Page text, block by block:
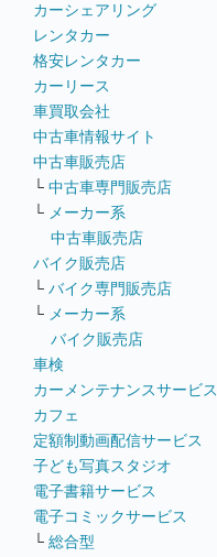
カーシェアリング
レンタカー
格安レンタカー
カーリース
車買取会社
中古車情報サイト
中古車販売店
└ 中古車専門販売店
└ メーカー系
中古車販売店
バイク販売店
└ バイク専門販売店
└ メーカー系
バイク販売店
車検
カーメンテナンスサービス
カフェ
定額制動画配信サービス
子ども写真スタジオ
電子書籍サービス
電子コミックサービス
└ 総合型